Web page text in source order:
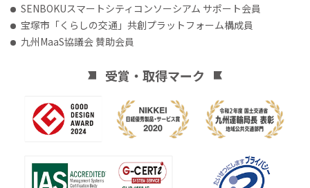
SENBOKUスマートシティコンソーシアム サポート会員
宝塚市「くらしの交通」共創プラットフォーム構成員
九州MaaS協議会 賛助会員
受賞・取得マーク